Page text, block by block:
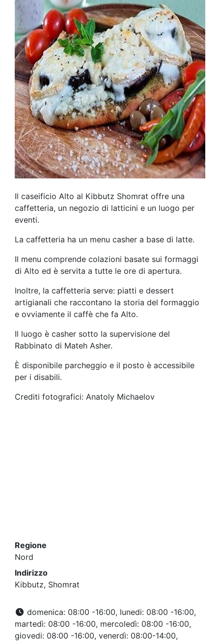
Il caseificio Alto al Kibbutz Shomrat offre una
caffetteria, un negozio di latticini e un luogo per
eventi.
La caffetteria ha un menu casher a base di latte.
Il menu comprende colazioni basate sui formaggi
di Alto ed è servita a tutte le ore di apertura.
Inoltre, la caffetteria serve: piatti e dessert
artigianali che raccontano la storia del formaggio
e ovviamente il caffè che fa Alto.
Il luogo è casher sotto la supervisione del
Rabbinato di Mateh Asher.
È disponibile parcheggio e il posto è accessibile
per i disabili.
Crediti fotografici: Anatoly Michaelov
Regione
Nord
Indirizzo
Kibbutz, Shomrat
domenica: 08:00 -16:00, lunedi: 08:00 -16:00,
martedì: 08:00 -16:00, mercoledì: 08:00 -16:00,
giovedi: 08:00 -16:00, venerdì: 08:00-14:00,